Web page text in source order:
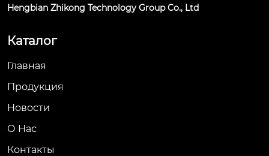
Hengbian Zhikong Technology Group Co., Ltd
Каталог
Главная
Продукция
Новости
О Hас
Контакты